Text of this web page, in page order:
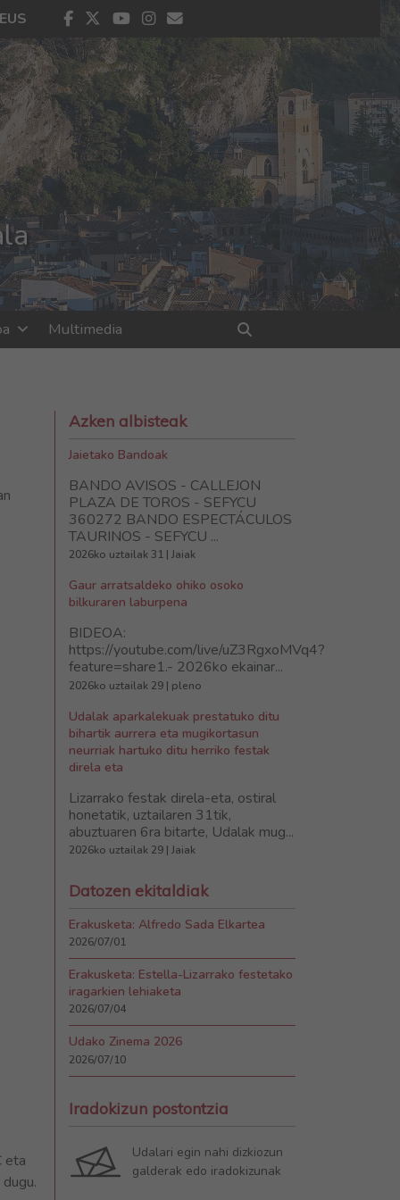
facebook
twitter
youtube
instagram
contacto
Multimedia
Bilatu
eta
Azken albisteak
Jaietako Bandoak
BANDO AVISOS - CALLEJON
PLAZA DE TOROS - SEFYCU
360272 BANDO ESPECTÁCULOS
TAURINOS - SEFYCU ...
2026ko uztailak 31 | Jaiak
Gaur arratsaldeko ohiko osoko
bilkuraren laburpena
BIDEOA:
https://youtube.com/live/uZ3RgxoMVq4?
feature=share1.- 2026ko ekainar...
2026ko uztailak 29 | pleno
Udalak aparkalekuak prestatuko ditu
bihartik aurrera eta mugikortasun
neurriak hartuko ditu herriko festak
direla eta
Lizarrako festak direla-eta, ostiral
honetatik, uztailaren 31tik,
abuztuaren 6ra bitarte, Udalak mug...
2026ko uztailak 29 | Jaiak
Datozen ekitaldiak
Erakusketa: Alfredo Sada Elkartea
2026/07/01
Erakusketa: Estella-Lizarrako festetako
iragarkien lehiaketa
2026/07/04
Udako Zinema 2026
2026/07/10
Iradokizun postontzia
Udalari egin nahi dizkiozun
galderak edo iradokizunak